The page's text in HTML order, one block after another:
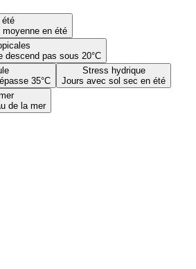
été
moyenne en été
descend pas sous 20°C
35°C
Stress hydrique
Jours avec sol sec en été
de la mer